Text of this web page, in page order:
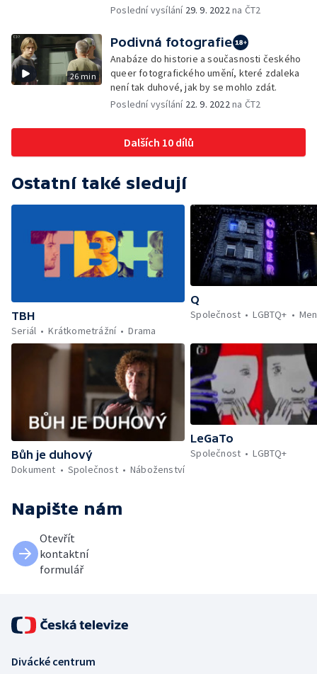
tělo tvoří jeho významnou část.
Poslední vysílání 29. 9. 2022na ČT2
26 min
Podivná fotografie
Anabáze do historie a současnosti českého
queer fotografického umění, které zdaleka
není tak duhové, jak by se mohlo zdát.
Poslední vysílání 22. 9. 2022na ČT2
Dalších 10 dílů
Ostatní také sledují
TBH
Seriál
Krátkometrážní Drama
Q
Společnost
LGBTQ+
Bůh je duhový
Dokument
Společnost Náboženství
LeGaTo
Společnost
LGBTQ+
Napište nám
Otevřít
kontaktní
formulář
Divácké centrum